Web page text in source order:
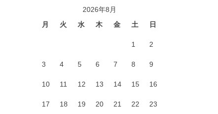
2026年8月
月
火 水 木 金 土 日
1 2
3 4 5 6 7 8 9
10 11 12 13 14 15 16
17 18 19 20 21 22 23